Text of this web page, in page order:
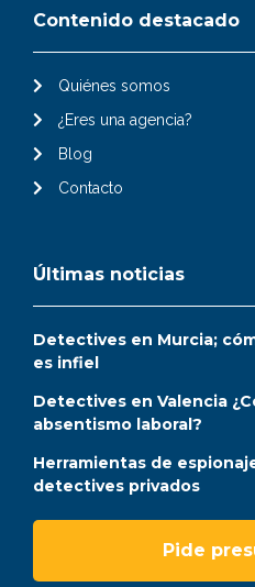
Contenido destacado
Quiénes somos
¿Eres una agencia?
Blog
Contacto
Últimas noticias
Detectives en Murcia;
es infiel
Detectives en Valencia
absentismo laboral?
Herramientas de
detectives privados
Pide